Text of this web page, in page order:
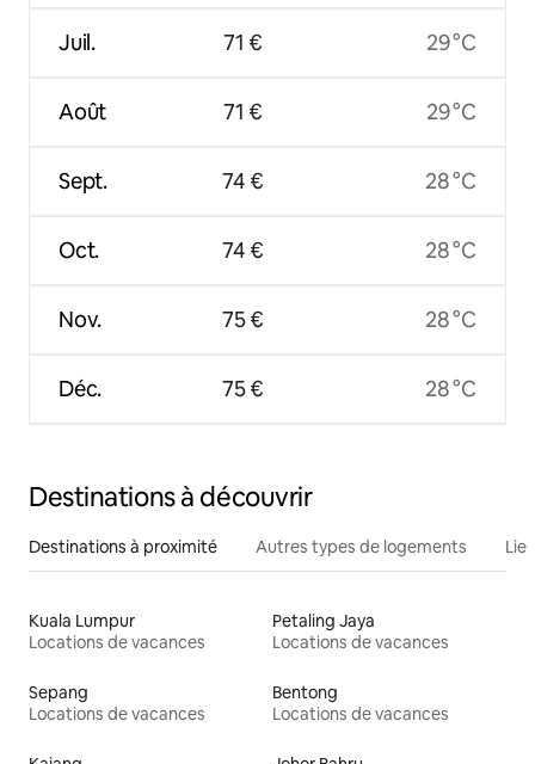
Juil.
Août
Sept.
Oct.
Nov.
Déc.
71 €
71 €
74 €
74 €
75 €
75 €
29 °C
29 °C
28 °C
28 °C
28 °C
28 °C
Destinations à découvrir
Destinations à proximité Autres types de logements
Kuala Lumpur
Locations de vacances
Petaling Jaya
Locations de vacances
Sepang
Locations de vacances
Bentong
Locations de vacances